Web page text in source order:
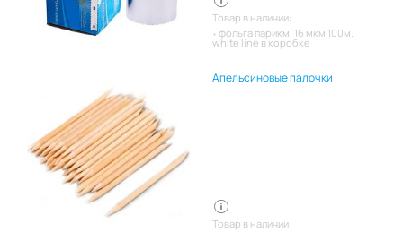
Товар в наличии:
фольга парикм. 16 мкм 100м.
white line в коробке
Апельсиновые палочки
Товар в наличии